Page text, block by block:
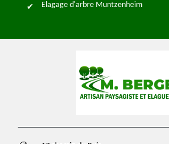
Elagage d'arbre Muntzenheim